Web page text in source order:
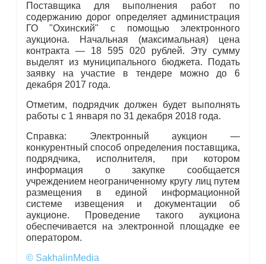
Поставщика для выполнения работ по
содержанию дорог определяет администрация
ГО "Охинский" с помощью электронного
аукциона. Начальная (максимальная) цена
контракта — 18 595 020 рублей. Эту сумму
выделят из муниципального бюджета. Подать
заявку на участие в тендере можно до 6
декабря 2017 года.
Отметим, подрядчик должен будет выполнять
работы с 1 января по 31 декабря 2018 года.
Справка: Электронный аукцион —
конкурентный способ определения поставщика,
подрядчика, исполнителя, при котором
информация о закупке сообщается
учреждением неограниченному кругу лиц путем
размещения в единой информационной
системе извещения и документации об
аукционе. Проведение такого аукциона
обеспечивается на электронной площадке ее
оператором.
© SakhalinMedia